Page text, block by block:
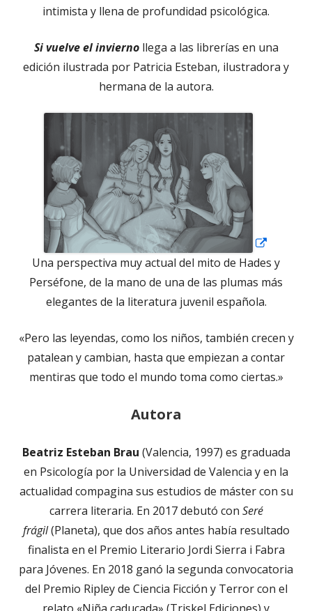
intimista y llena de profundidad psicológica.
Si vuelve el inviernollega a las librerías en una
edición ilustrada por Patricia Esteban, ilustradora y
hermana de la autora.
Una perspectiva muy actual del mito de Hades y
Perséfone, de la mano de una de las plumas más
elegantes de la literatura juvenil española.
«Pero las leyendas, como los niños, también crecen y
patalean y cambian, hasta que empiezan a contar
mentiras que todo el mundo toma como ciertas.»
Autora
Beatriz Esteban Brau (Valencia, 1997) es graduada
en Psicología por la Universidad de Valencia y en la
actualidad compagina sus estudios de máster con su
carrera literaria. En 2017 debutó con Seré
frágil(Planeta), que dos años antes había resultado
finalista en el Premio Literario Jordi Sierra i Fabra
para Jóvenes. En 2018 ganó la segunda convocatoria
del Premio Ripley de Ciencia Ficción y Terror con el